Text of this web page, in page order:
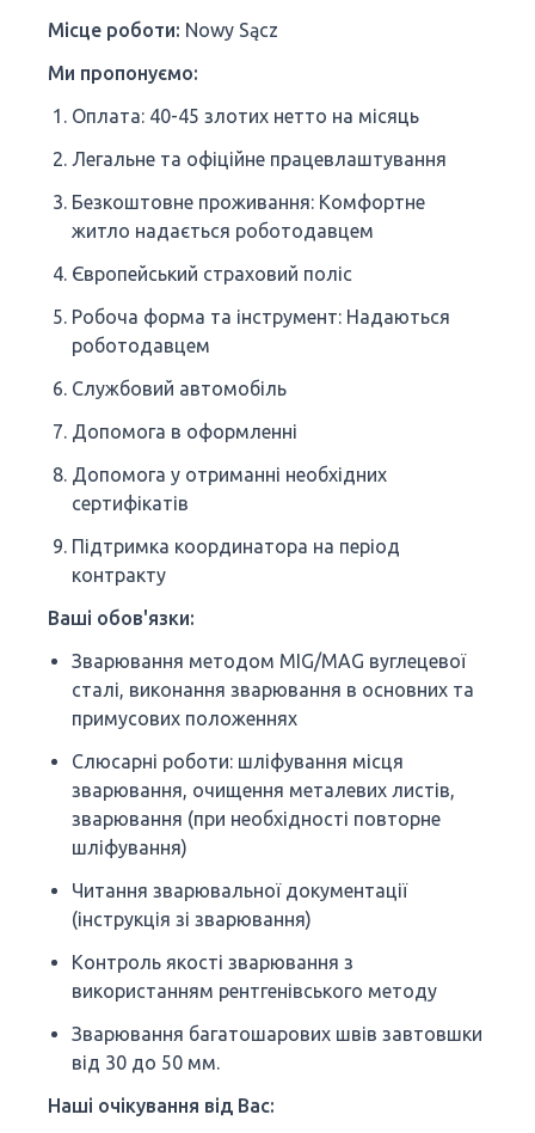
Місце роботи: Nowy Sącz
Ми пропонуємо:
Оплата: 40-45 злотих нетто на місяць
Легальне та офіційне працевлаштування
Безкоштовне проживання: Комфортне
житло надається роботодавцем
Європейський страховий поліс
Робоча форма та інструмент: Надаються
роботодавцем
Службовий автомобіль
Допомога в оформленні
Допомога у отриманні необхідних
сертифікатів
Підтримка координатора на період
контракту
Ваші обов'язки:
Зварювання методом MIG/MAG вуглецевої
сталі, виконання зварювання в основних та
примусових положеннях
Слюсарні роботи: шліфування місця
зварювання, очищення металевих листів,
зварювання (при необхідності повторне
шліфування)
Читання зварювальної документації
(інструкція зі зварювання)
Контроль якості зварювання з
використанням рентгенівського методу
Зварювання багатошарових швів завтовшки
від 30 до 50 мм.
Наші очікування від Вас: